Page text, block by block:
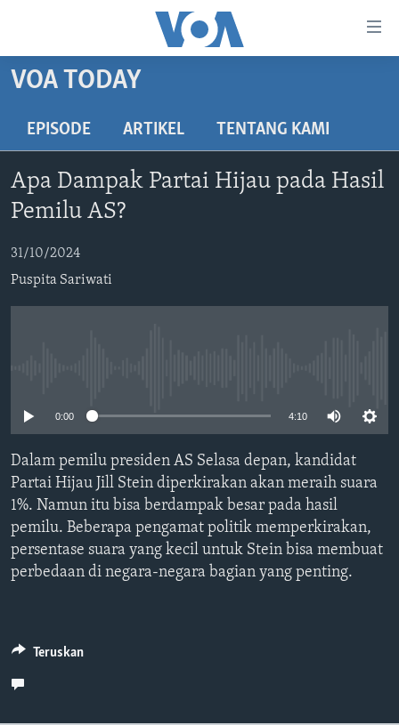
Akses
Utama
Lanjut
ke
Utama
Lanjut
DUNIA
POLYGRAPH
DAFTAR PROGRAM
Learning English
VOA TODAY
EPISODE ARTIKEL TENTANG KAMI
Apa Dampak Partai Hijau pada Hasil
Pemilu AS?
31/10/2024
Puspita Sariwati
0:00 4:10
Dalam pemilu presiden AS Selasa depan, kandidat
Partai Hijau Jill Stein diperkirakan akan meraih suara
1%. Namun itu bisa berdampak besar pada hasil
pemilu. Beberapa pengamat politik memperkirakan,
persentase suara yang kecil untuk Stein bisa membuat
perbedaan di negara-negara bagian yang penting.
Teruskan